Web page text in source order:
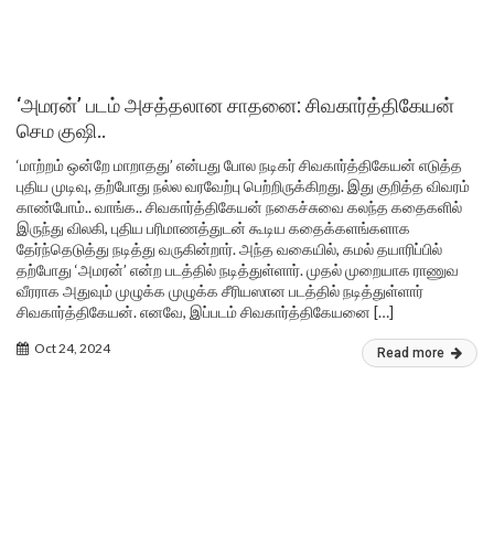
‘அமரன்’ படம் அசத்தலான சாதனை: சிவகார்த்திகேயன்
செம குஷி..
‘மாற்றம் ஒன்றே மாறாதது’ என்பது போல நடிகர் சிவகார்த்திகேயன் எடுத்த
புதிய முடிவு, தற்போது நல்ல வரவேற்பு பெற்றிருக்கிறது. இது குறித்த விவரம்
காண்போம்.. வாங்க.. சிவகார்த்திகேயன் நகைச்சுவை கலந்த கதைகளில்
இருந்து விலகி, புதிய பரிமாணத்துடன் கூடிய கதைக்களங்களாக
தேர்ந்தெடுத்து நடித்து வருகின்றார். அந்த வகையில், கமல் தயாரிப்பில்
தற்போது ‘அமரன்’ என்ற படத்தில் நடித்துள்ளார். முதல் முறையாக ராணுவ
வீரராக அதுவும் முழுக்க முழுக்க சீரியஸான படத்தில் நடித்துள்ளார்
சிவகார்த்திகேயன். எனவே, இப்படம் சிவகார்த்திகேயனை […]
Oct 24, 2024 Read more